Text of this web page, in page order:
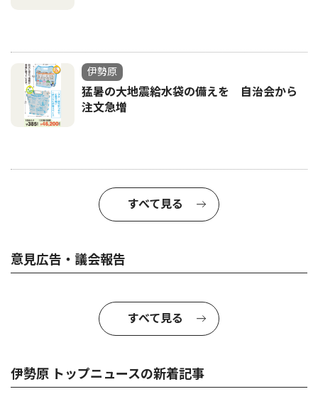
伊勢原
猛暑の大地震給水袋の備えを 自治会から
注文急増
すべて見る
意見広告・議会報告
すべて見る
伊勢原 トップニュースの新着記事